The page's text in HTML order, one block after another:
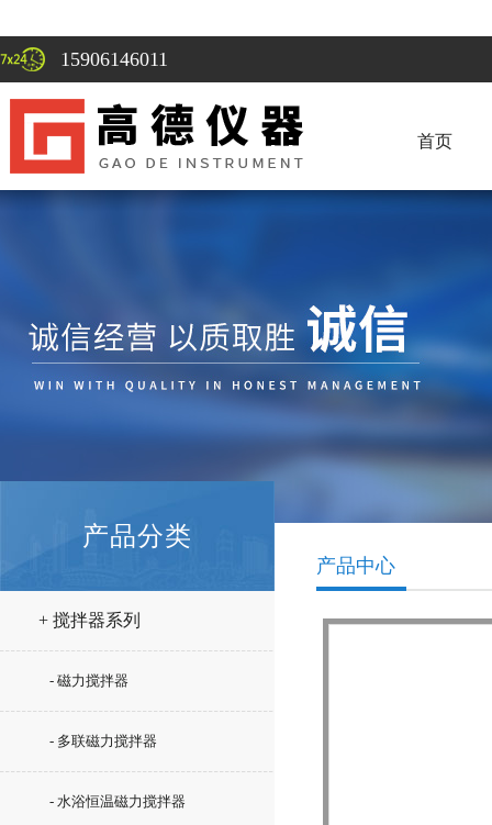
15906146011
首页
产品分类
+ 搅拌器系列
- 磁力搅拌器
- 多联磁力搅拌器
- 水浴恒温磁力搅拌器
产品中心